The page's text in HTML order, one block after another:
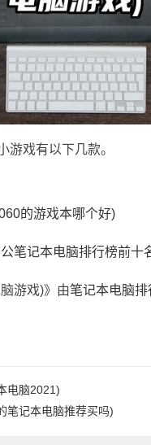
游戏有以下几款。
的游戏本哪个好)
笔记本电脑排行榜前十
游戏)》由笔记本电脑排
电脑2021)
笔记本电脑推荐买吗)